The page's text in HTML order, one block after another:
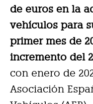
de euros en la
vehículos para
primer mes de
incremento del
con enero de
Asociación